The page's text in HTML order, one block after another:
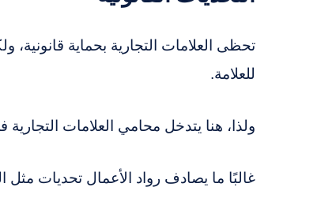
تحظى العلامات التجارية بحماية
للعلامة.
ولذا، هنا يتدخل محامي العلامات
غالبًا ما يصادف رواد الأعمال تحديات مثل